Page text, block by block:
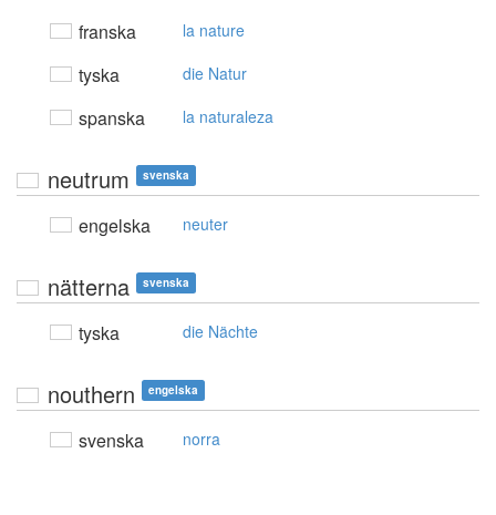
franska la nature
tyska die Natur
spanska la naturaleza
neutrum svenska
engelska neuter
nätterna svenska
tyska die Nächte
nouthern engelska
svenska norra